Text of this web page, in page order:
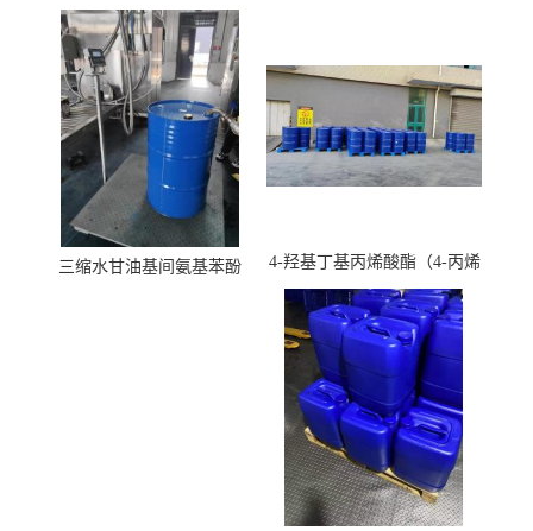
三缩水甘油基间氨基苯酚
4-羟基丁基丙烯酸酯（4-丙烯
酸羟丁酯）